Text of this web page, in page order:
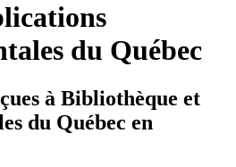
du Québec
à Bibliothèque et
du Québec en